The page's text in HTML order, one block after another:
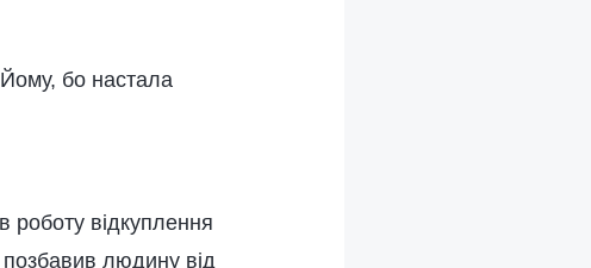
Йому, бо настала
відкуплення
людину від